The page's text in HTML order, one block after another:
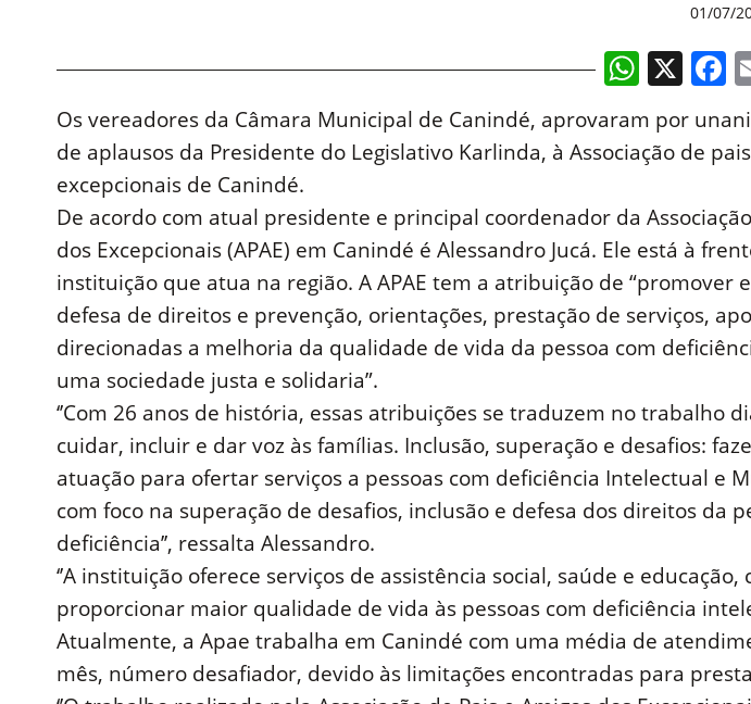
01/07/
X
Os vereadores da Câmara Municipal de Canindé, aprovaram por
de aplausos da Presidente do Legislativo Karlinda, à Associação de
excepcionais de Canindé.
De acordo com atual presidente e principal coordenador da
dos Excepcionais (APAE) em Canindé é Alessandro Jucá. Ele está à
instituição que atua na região. A APAE tem a atribuição de “promover
defesa de direitos e prevenção, orientações, prestação de serviços,
direcionadas a melhoria da qualidade de vida da pessoa com
uma sociedade justa e solidaria”.
‘’Com 26 anos de história, essas atribuições se traduzem no trabalho
cuidar, incluir e dar voz às famílias. Inclusão, superação e desafios:
atuação para ofertar serviços a pessoas com deficiência Intelectual e
com foco na superação de desafios, inclusão e defesa dos direitos da
deficiência’’, ressalta Alessandro.
‘’A instituição oferece serviços de assistência social, saúde e
proporcionar maior qualidade de vida às pessoas com deficiência
Atualmente, a Apae trabalha em Canindé com uma média de
mês, número desafiador, devido às limitações encontradas para prestar